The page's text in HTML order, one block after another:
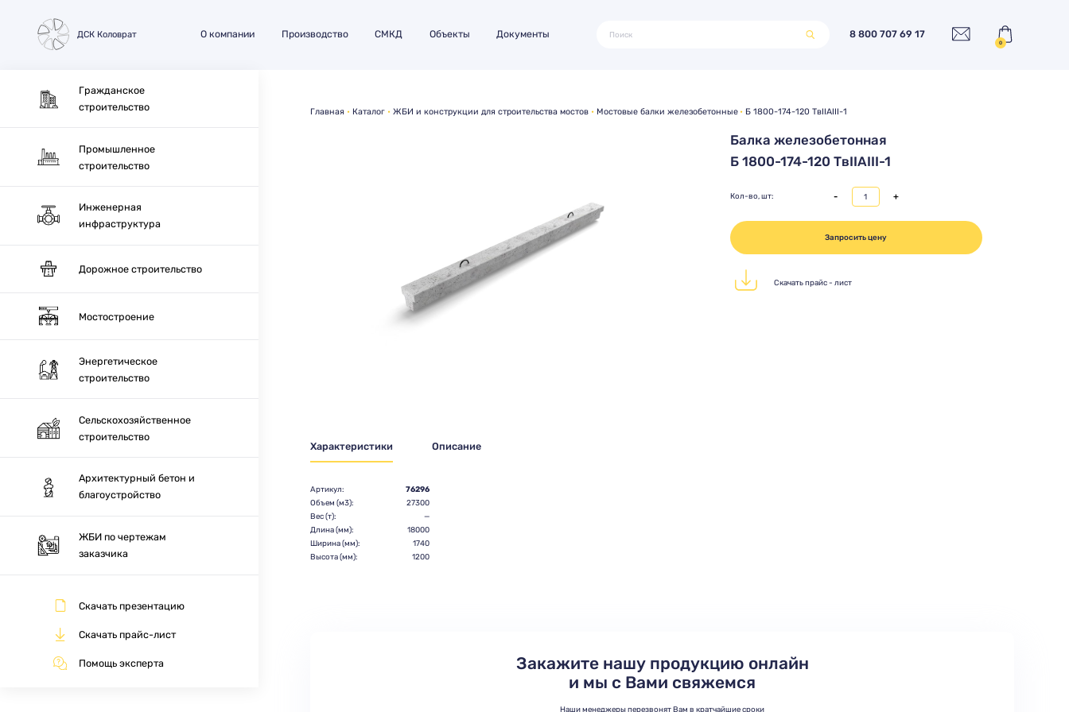
ДСК Коловрат О компании Производство СМКД Объекты Документы 8 800 707 69 17
0
Гражданское
строительство
Промышленное
строительство
Инженерная
инфраструктура
Дорожное строительство
Мостостроение
Энергетическое
строительство
Сельскохозяйственное
строительство
Архитектурный бетон и
благоустройство
ЖБИ по чертежам
заказчика
Скачать презентацию
Скачать прайс-лист
Помощь эксперта
Главная Каталог ЖБИ и конструкции для строительства мостов Мостовые балки железобетонные Б 1800-174-120 ТвIIАIII-1
Балка железобетонная
Б 1800-174-120 ТвIIАIII-1
Кол-во, шт: - +
Запросить цену
Скачать прайс - лист
Характеристики Описание
Артикул:
76296
Объем (м3):
27300
Вес (т):
—
Длина (мм):
18000
Ширина (мм):
1740
Высота (мм):
1200
Закажите нашу продукцию онлайн
и мы с Вами свяжемся
Наши менеджеры перезвонят Вам в кратчайшие сроки